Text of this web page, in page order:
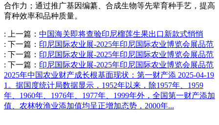
合作力；通过推广基因编纂、合成生物等先辈育种手艺，提高
育种效率和品种质量。
: 上一篇： 中国海关即将查验印尼榴莲生果出口新款式悄悄
: 下一篇： 印尼国际农业展-2025年印尼国际农业博览会展品范
: 下一篇： 印尼国际农业展-2025年印尼国际农业博览会展品范
: 下一篇： 印尼国际农业展-2025年印尼国际农业博览会展品范
2025年中国农业财产成长根基面现状：第一财产添 2025-04-19
1。据国度统计局数据显示，1952年以来，除1957年、1959
年、1960年、1976年、1977年、1999年外，全国第一财产添加
值、农林牧渔业添加值均呈正增加态势，2000年...